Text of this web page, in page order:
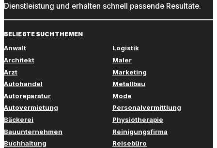
Dienstleistung und erhalten schnell passende Resultate.
BELIEBTE SUCHTHEMEN
Anwalt
Architekt
Arzt
Autohandel
Autoreparatur
Autovermietung
Bäckerei
Bauunternehmen
Buchhaltung
Logistik
Maler
Marketing
Metallbau
Mode
Personalvermittlung
Physiotherapie
Reinigungsfirma
Reisebüro